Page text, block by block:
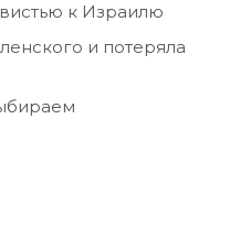
к Израилю
и потеряла